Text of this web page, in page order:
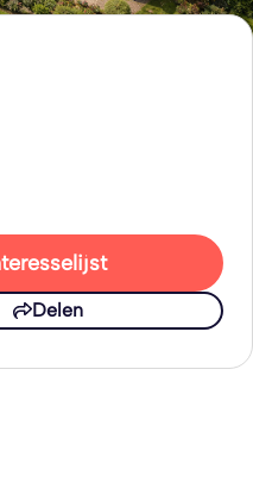
Delen